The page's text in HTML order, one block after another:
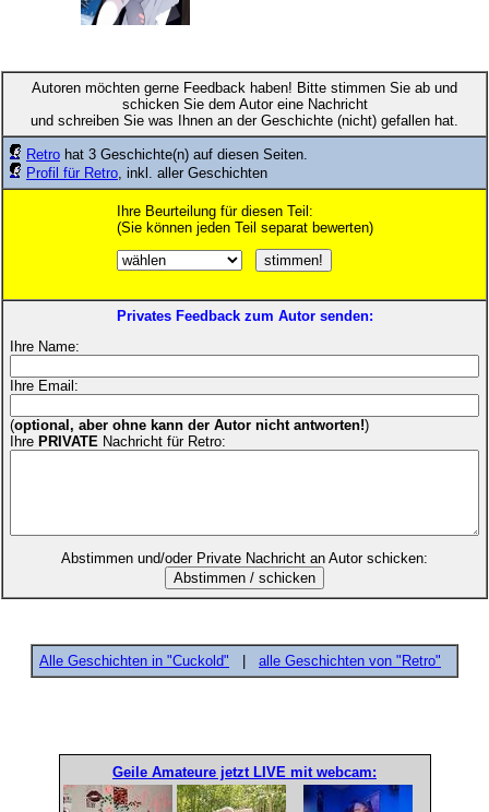
Autoren möchten gerne Feedback haben! Bitte stimmen Sie ab und
schicken Sie dem Autor eine Nachricht
und schreiben Sie was Ihnen an der Geschichte (nicht) gefallen hat.
Retro hat 3 Geschichte(n) auf diesen Seiten.
Profil für Retro , inkl. aller Geschichten
Ihre Beurteilung für diesen Teil:
(Sie können jeden Teil separat bewerten)
Privates Feedback zum Autor senden:
Ihre Name:
Ihre Email:
(optional, aber ohne kann der Autor nicht antworten!)
Ihre PRIVATE Nachricht für Retro:
Abstimmen und/oder Private Nachricht an Autor schicken:
Alle Geschichten in "Cuckold" alle Geschichten von "Retro"
Geile Amateure jetzt LIVE mit webcam: